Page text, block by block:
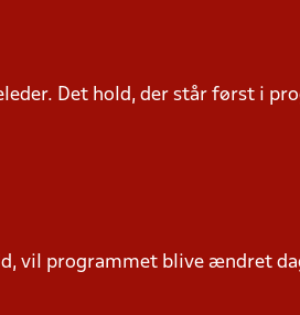
Det hold, der står først i
vil programmet blive ændret